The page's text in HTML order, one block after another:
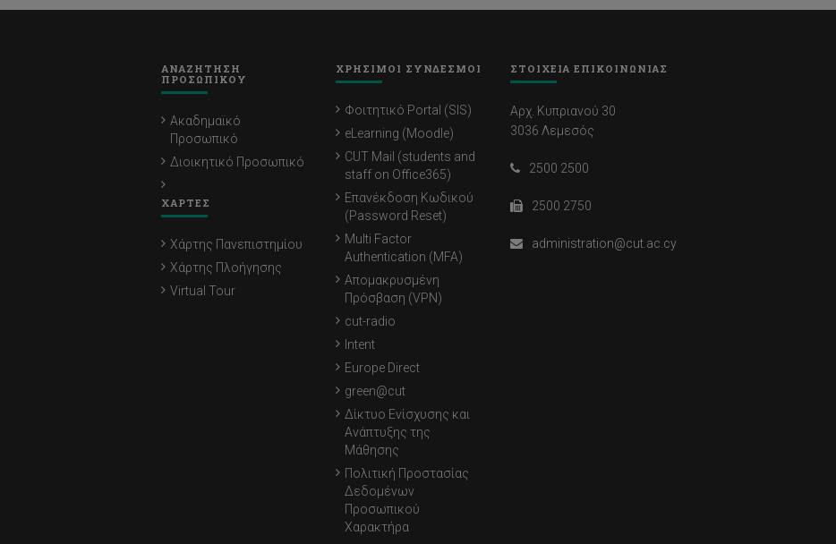
ΑΝΑΖΗΤΗΣΗ
ΠΡΟΣΩΠΙΚΟΥ
Ακαδημαϊκό
Προσωπικό
Διοικητικό Προσωπικό
ΧΑΡΤΕΣ
Χάρτης Πανεπιστημίου
Χάρτης Πλοήγησης
Virtual Tour
ΧΡΗΣΙΜΟΙ ΣΥΝΔΕΣΜΟΙ
Φοιτητικό Portal (SIS)
eLearning (Moodle)
CUT Mail (students and
staff on Office365)
Επανέκδοση Κωδικού
(Password Reset)
Multi Factor
Authentication (MFA)
Απομακρυσμένη
Πρόσβαση (VPN)
cut-radio
Intent
Europe Direct
green@cut
Δίκτυο Ενίσχυσης και
Ανάπτυξης της
Μάθησης
Πολιτική Προστασίας
Δεδομένων
Προσωπικού
Χαρακτήρα
ΣΤΟΙΧΕΙΑ ΕΠΙΚΟΙΝΩΝΙΑΣ
Αρχ. Κυπριανού 30
3036 Λεμεσός
2500 2500
2500 2750
administration@cut.ac.cy